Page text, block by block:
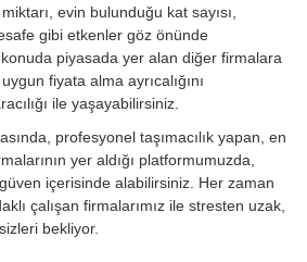
evin bulunduğu kat sayısı,
gibi etkenler göz önünde
piyasada yer alan diğer firmalara
fiyata alma ayrıcalığını
ile yaşayabilirsiniz.
profesyonel taşımacılık yapan, en
yer aldığı platformumuzda,
içerisinde alabilirsiniz. Her zaman
çalışan firmalarımız ile stresten uzak,
bekliyor.